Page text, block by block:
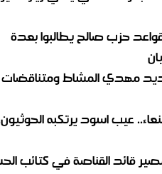
حزب صالح يطالبوا بعدة
مهدي المشاط ومتناقضات
عيب اسود يرتكبه
قائد القناصة في كتائب